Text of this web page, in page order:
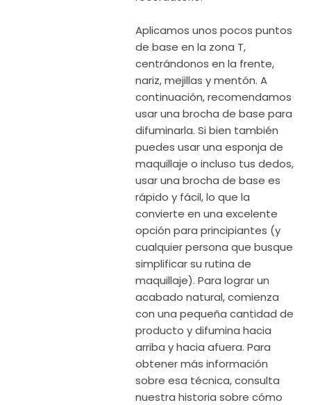
Aplicamos unos pocos puntos
de base en la zona T,
centrándonos en la frente,
nariz, mejillas y mentón. A
continuación, recomendamos
usar una brocha de base para
difuminarla. Si bien también
puedes usar una esponja de
maquillaje o incluso tus dedos,
usar una brocha de base es
rápido y fácil, lo que la
convierte en una excelente
opción para principiantes (y
cualquier persona que busque
simplificar su rutina de
maquillaje). Para lograr un
acabado natural, comienza
con una pequeña cantidad de
producto y difumina hacia
arriba y hacia afuera. Para
obtener más información
sobre esa técnica, consulta
nuestra historia sobre cómo